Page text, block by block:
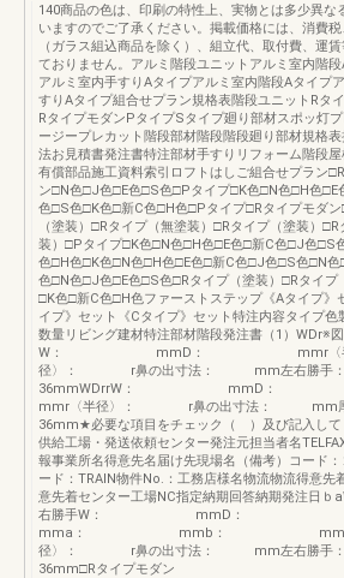
140商品の色は、印刷の特性上、実物とは多少異な
いますのでご了承ください。掲載価格には、消費
（ガラス組込商品を除く）、組立代、取付費、運
ておりません。アルミ階段ユニットアルミ室内階
アルミ室内手すりAタイプアルミ室内階段Aタイプ
すりAタイプ組合せプラン規格表階段ユニットRタ
RタイプモダンPタイプSタイプ廻り部材スポッ灯
ージープレカット階段部材階段階段廻り部材規格
法お見積書発注書特注部材手すりリフォーム階段
有償部品施工資料索引ロフトはしご組合せプラン
ン□N色□J色□E色□S色□Pタイプ□K色□N色□H色□E
色□S色□K色□新C色□H色□Pタイプ□Rタイプモダン
（塗装）□Rタイプ（無塗装）□Rタイプ（塗装）
装）□Pタイプ□K色□N色□H色□E色□新C色□J色□S
色□H色□K色□N色□H色□E色□新C色□J色□S色□N
色□N色□J色□E色□S色□Rタイプ（塗装）□Rタイプ
□K色□新C色□H色ファーストステップ《Aタイプ》
イプ》セット《Cタイプ》セット特注内容タイプ色
数量リビング建材特注部材階段発注書（1）WDr※
W： mmD： mmr〈
径〉： r鼻の出寸法： mm左右勝手
36mmWDrrW： mmD
mmr〈半径〉： r鼻の出寸法： mm
36mm★必要な項目をチェック（ ）及び記入して
供給工場・発送依頼センター発注元担当者名
報事業所名得意先名届け先現場名（備考）コード：
ード：TRAIN物件No.：工務店様名物流物流得意先
意先着センター工場NC指定納期回答納期発注日ｂ
右勝手W： mmD：
mma： mmb： mmr
径〉： r鼻の出寸法： mm左右勝手
36mm□Rタイプモダン